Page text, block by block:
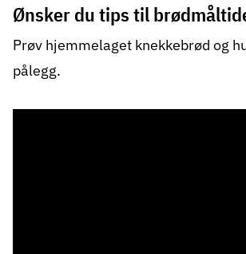
Ønsker du tips til
Prøv hjemmelaget knekkebrød og
pålegg.